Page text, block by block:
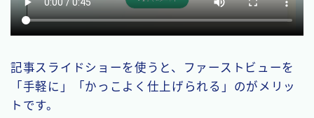
記事スライドショーを使うと、ファーストビューを
「手軽に」「かっこよく仕上げられる」のがメリッ
トです。